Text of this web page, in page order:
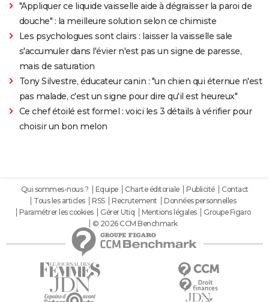
"Appliquer ce liquide vaisselle aide à dégraisser la paroi de
douche" : la meilleure solution selon ce chimiste
Les psychologues sont clairs : laisser la vaisselle sale
s'accumuler dans l'évier n'est pas un signe de paresse,
mais de saturation
Tony Silvestre, éducateur canin : "un chien qui éternue n'est
pas malade, c'est un signe pour dire qu'il est heureux"
Ce chef étoilé est formel : voici les 3 détails à vérifier pour
choisir un bon melon
Qui sommes-nous ? Equipe Charte éditoriale Publicité
Contact
Tous les articles
RSS Recrutement
Données personnelles
Paramétrer les cookies
Gérer Utiq Mentions légales
Groupe Figaro
© 2026 CCM Benchmark